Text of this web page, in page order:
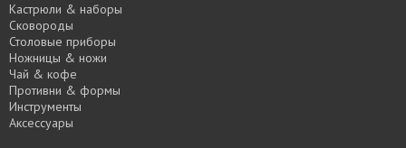
Кастрюли & наборы
Сковороды
Столовые приборы
Ножницы & ножи
Чай & кофе
Противни & формы
Инструменты
Аксессуары